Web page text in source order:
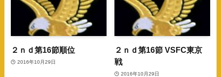
２ｎｄ第16節順位
2016年10月29日
２ｎｄ第16節 VSFC東京
戦
2016年10月29日